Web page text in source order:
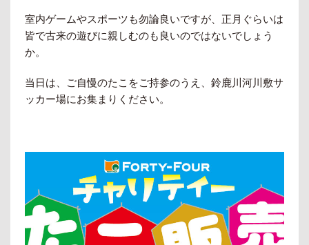
室内ゲームやスポーツも勿論良いですが、正月ぐらいは
皆で古来の遊びに親しむのも良いのではないでしょう
か。
当日は、ご自慢のたこをご持参のうえ、鈴鹿川河川敷サ
ッカー場にお集まりください。